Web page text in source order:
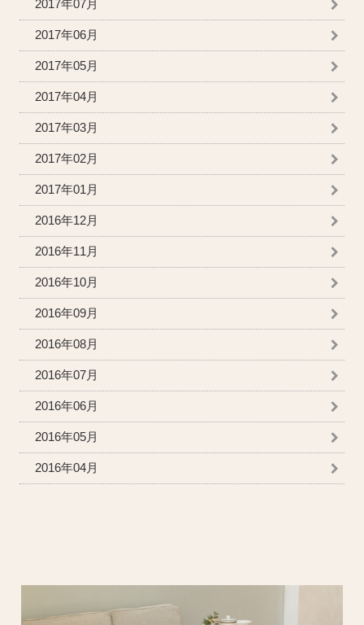
2017年07月
2017年06月
2017年05月
2017年04月
2017年03月
2017年02月
2017年01月
2016年12月
2016年11月
2016年10月
2016年09月
2016年08月
2016年07月
2016年06月
2016年05月
2016年04月